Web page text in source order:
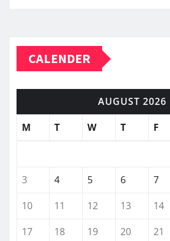
CALENDER
AUGUST 2026
M
T W T F
3
4 5 6 7
10
11 12 13 14
17
18 19 20 21